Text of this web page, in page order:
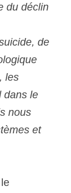
du déclin
de
les
dans le
nous
et